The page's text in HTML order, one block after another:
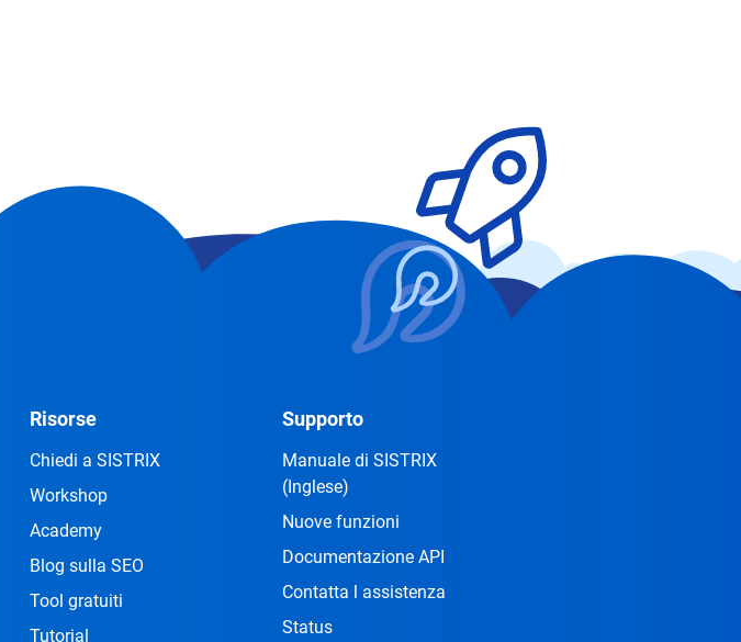
Risorse
Chiedi a SISTRIX
Workshop
Academy
Blog sulla SEO
Tool gratuiti
Tutorial
Supporto
Manuale di SISTRIX
(Inglese)
Nuove funzioni
Documentazione API
Contatta l assistenza
Status